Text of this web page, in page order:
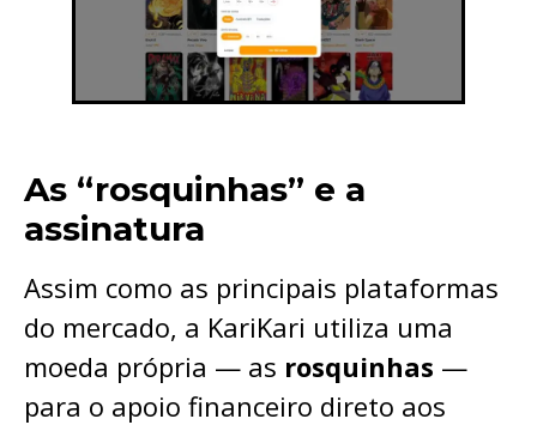
As “rosquinhas” e a
assinatura
Assim como as principais plataformas
do mercado, a KariKari utiliza uma
moeda própria — as rosquinhas —
para o apoio financeiro direto aos